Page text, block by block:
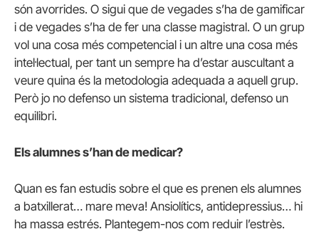
són avorrides. O sigui que de vegades s’ha de gamificar
i de vegades s’ha de fer una classe magistral. O un grup
vol una cosa més competencial i un altre una cosa més
intel·lectual, per tant un sempre ha d’estar auscultant a
veure quina és la metodologia adequada a aquell grup.
Però jo no defenso un sistema tradicional, defenso un
equilibri.
Els alumnes s’han de medicar?
Quan es fan estudis sobre el que es prenen els alumnes
a batxillerat… mare meva! Ansiolítics, antidepressius… hi
ha massa estrés. Plantegem-nos com reduir l’estrès.